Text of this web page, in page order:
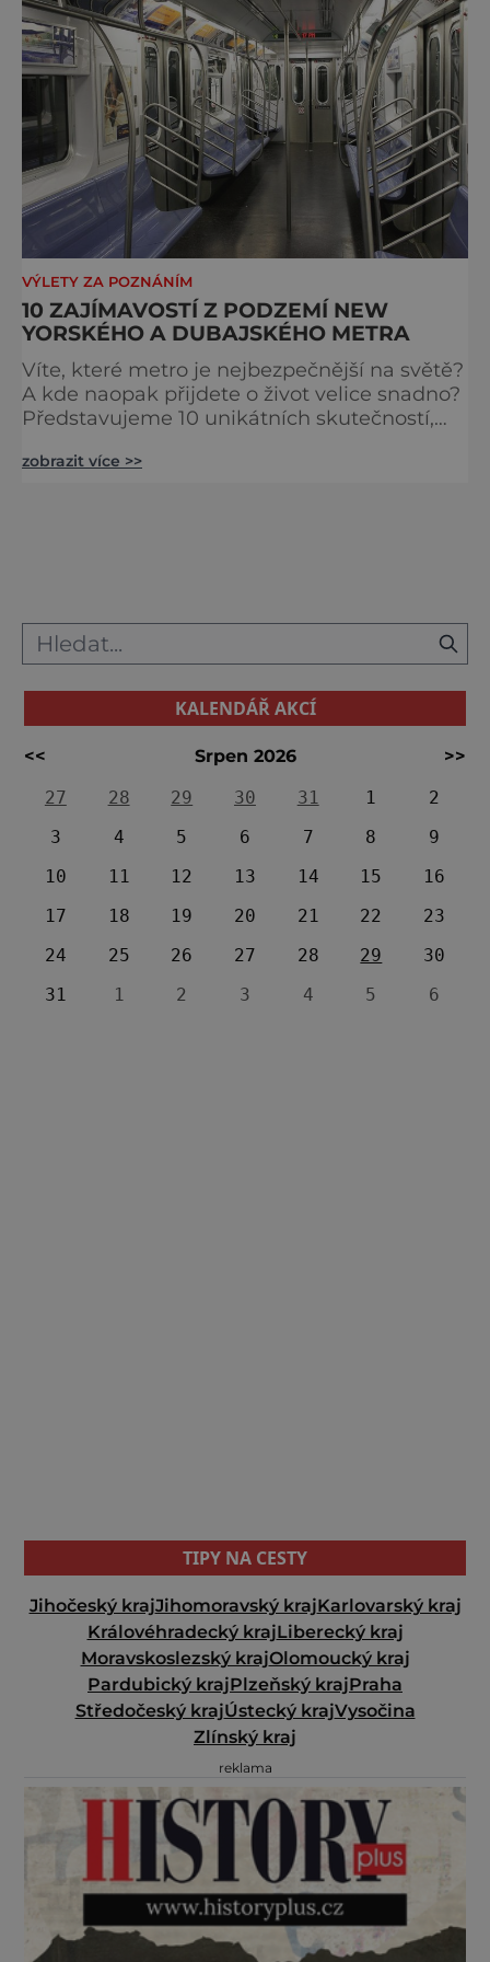
VÝLETY ZA POZNÁNÍM
10 ZAJÍMAVOSTÍ Z PODZEMÍ NEW
YORSKÉHO A DUBAJSKÉHO METRA
Víte, které metro je nejbezpečnější na světě?
A kde naopak přijdete o život velice snadno?
Představujeme 10 unikátních skutečností,
Metro v New Yorku 115. výročí Metro v New
zobrazit více >>
KALENDÁŘ AKCÍ
<< Srpen 2026
>>
27
28 29 30 31 1
2
3
4 5 6 7 8
9
10
11 12 13 14 15
16
17
18 19 20 21 22
23
24
25 26 27 28 29
30
31
1 2 3 4 5 6
TIPY NA CESTY
Jihočeský krajJihomoravský krajKarlovarský kraj
Královéhradecký krajLiberecký kraj
Moravskoslezský krajOlomoucký kraj
Pardubický krajPlzeňský krajPraha
Středočeský krajÚstecký krajVysočina
Zlínský kraj
reklama